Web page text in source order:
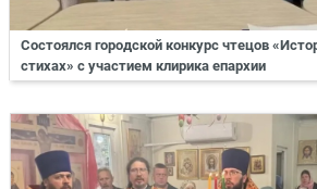
Состоялся городской конкурс чтецов
стихах» с участием клирика епархии